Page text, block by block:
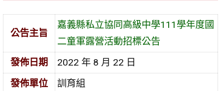
公告主旨
嘉義縣私立協同高級中學111學年度國
二童軍露營活動招標公告
發佈日期
2022 年 8 月 22 日
發佈單位
訓育組